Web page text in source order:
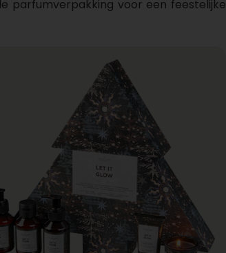
parfumverpakking voor een feestelijke